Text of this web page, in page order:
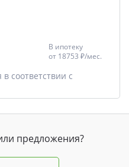
В ипотеку
от 18753 ₽/мес.
соответствии с
предложения?